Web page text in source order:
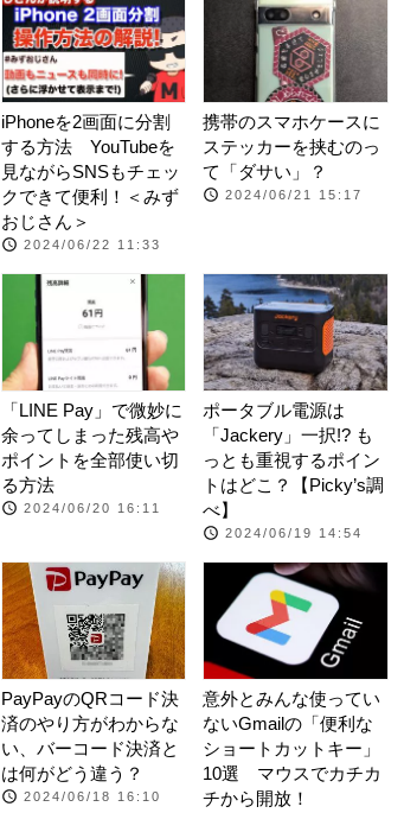
iPhoneを2画面に分割
する方法 YouTubeを
見ながらSNSもチェッ
クできて便利！＜みず
おじさん＞
2024/06/22 11:33
携帯のスマホケースに
ステッカーを挟むのっ
て「ダサい」？
2024/06/21 15:17
「LINE Pay」で微妙に
余ってしまった残高や
ポイントを全部使い切
る方法
2024/06/20 16:11
ポータブル電源は
「Jackery」一択!? も
っとも重視するポイン
トはどこ？【Picky’s調
べ】
2024/06/19 14:54
PayPayのQRコード決
済のやり方がわからな
い、バーコード決済と
は何がどう違う？
2024/06/18 16:10
意外とみんな使ってい
ないGmailの「便利な
ショートカットキー」
10選 マウスでカチカ
チから開放！